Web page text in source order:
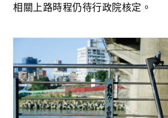
相關上路時程仍待行政院核定。